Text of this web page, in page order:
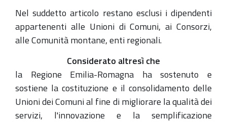
Nel suddetto articolo restano esclusi i dipendenti
appartenenti alle Unioni di Comuni, ai Consorzi,
alle Comunità montane, enti regionali.
Considerato altresì che
la Regione Emilia-Romagna ha sostenuto e
sostiene la costituzione e il consolidamento delle
Unioni dei Comuni al fine di migliorare la qualità dei
servizi, l'innovazione e la semplificazione